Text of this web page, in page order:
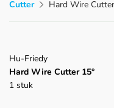
Cutter
Hard Wire
Hu-Friedy
Hard Wire Cutter 15°
1 stuk